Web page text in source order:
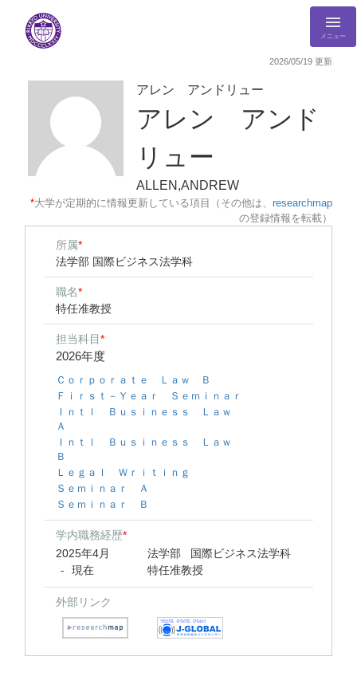
メニュー
2026/05/19 更新
アレン アンドリュー
アレン アンド
リュー
ALLEN,ANDREW
*大学が定期的に情報更新している項目（その他は、 researchmap
の登録情報を転載）
所属*
法学部 国際ビジネス法学科
職名*
特任准教授
担当科目*
2026年度
Ｃｏｒｐｏｒａｔｅ Ｌａｗ Ｂ
Ｆｉｒｓｔ－Ｙｅａｒ Ｓｅｍｉｎａｒ
Ｉｎｔｌ Ｂｕｓｉｎｅｓｓ Ｌａｗ
Ａ
Ｉｎｔｌ Ｂｕｓｉｎｅｓｓ Ｌａｗ
Ｂ
Ｌｅｇａｌ Ｗｒｉｔｉｎｇ
Ｓｅｍｉｎａｒ Ａ
Ｓｅｍｉｎａｒ Ｂ
学内職務経歴*
2025年4月
- 現在
法学部 国際ビジネス法学科
特任准教授
外部リンク